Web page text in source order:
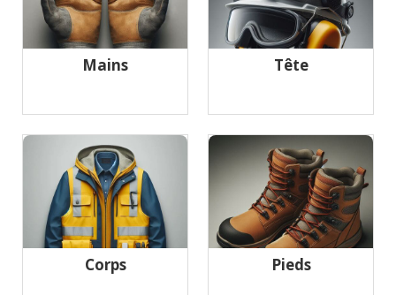
Mains Tête
Corps Pieds